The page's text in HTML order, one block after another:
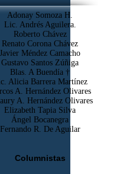
Adonay Somoza H.
Lic. Andrés Aguilera.
Roberto Chávez
Renato Corona Chávez
Javier Méndez Camacho
Gustavo Santos Zúñiga
Blas. A Buendía †
Alicia Barrera Martínez
A. Hernández Olivares
A. Hernández Olivares
Elizabeth Tapia Silva
Ángel Bocanegra
Fernando R. De Aguilar
Columnistas